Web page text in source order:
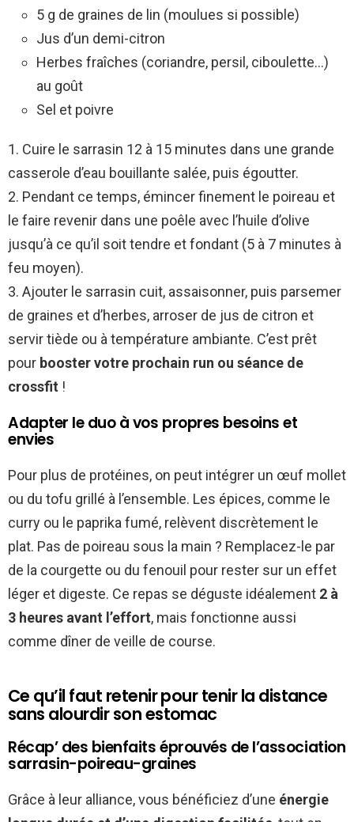
5 g de graines de lin (moulues si possible)
Jus d’un demi-citron
Herbes fraîches (coriandre, persil, ciboulette…)
au goût
Sel et poivre
1. Cuire le sarrasin 12 à 15 minutes dans une grande
casserole d’eau bouillante salée, puis égoutter.
2. Pendant ce temps, émincer finement le poireau et
le faire revenir dans une poêle avec l’huile d’olive
jusqu’à ce qu’il soit tendre et fondant (5 à 7 minutes à
feu moyen).
3. Ajouter le sarrasin cuit, assaisonner, puis parsemer
de graines et d’herbes, arroser de jus de citron et
servir tiède ou à température ambiante. C’est prêt
pour booster votre prochain run ou séance de
crossfit !
Adapter le duo à vos propres besoins et
envies
Pour plus de protéines, on peut intégrer un œuf mollet
ou du tofu grillé à l’ensemble. Les épices, comme le
curry ou le paprika fumé, relèvent discrètement le
plat. Pas de poireau sous la main ? Remplacez-le par
de la courgette ou du fenouil pour rester sur un effet
léger et digeste. Ce repas se déguste idéalement 2 à
3 heures avant l’effort, mais fonctionne aussi
comme dîner de veille de course.
Ce qu’il faut retenir pour tenir la distance
sans alourdir son estomac
Récap’ des bienfaits éprouvés de l’association
sarrasin-poireau-graines
Grâce à leur alliance, vous bénéficiez d’une énergie